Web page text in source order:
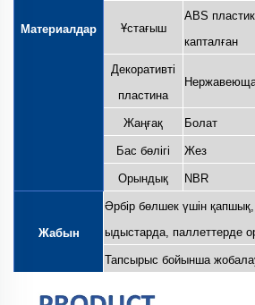
Материалдар Ұстағыш
ABS
капталған
Декоративті
пластина
Жаңғақ Болат
Бас бөлігі Жез
Орындық NBR
Жабын
Әрбір бөлшек үшін қапшық,
ыдыстарда, паллеттерде
Тапсырыс бойынша